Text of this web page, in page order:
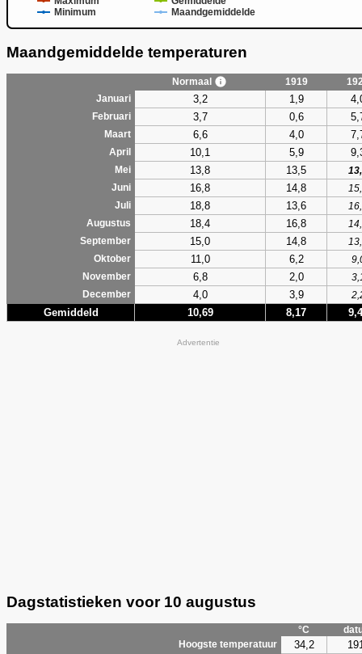
Minimum
Maandgemiddelde
Maandgemiddelde temperaturen
Normaal 1919
Januari
3,2 1,9
Februari 3,7 0,6
Maart 6,6 4,0
April 10,1 5,9
Mei 13,8 13,5
Juni
16,8 14,8
Juli
18,8 13,6
Augustus
18,4 16,8
September
15,0 14,8
Oktober
11,0 6,2
November
6,8 2,0
December
4,0 3,9
Gemiddeld 10,69 8,17
Advertentie
Dagstatistieken voor 10 augustus
°C
Hoogste temperatuur
34,2